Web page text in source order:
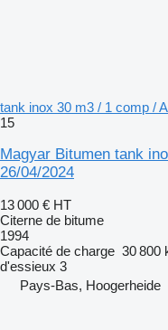
tank inox 30 m3 / 1 comp /
15
Magyar Bitumen tank
26/04/2024
13 000 € HT
Citerne de bitume
1994
Capacité de charge 30 800
d'essieux 3
Pays-Bas, Hoogerheide